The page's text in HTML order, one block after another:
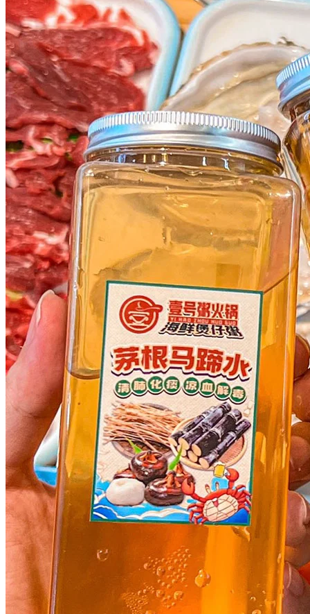
大家仲可以喺海鮮池自選心水海產，必試大大隻新鮮生蠔，肉
質飽滿，而且鮮嫩彈牙！另外大頭蝦、虎蝦肉質Q彈爽口！記
得食埋膏蟹、鮑魚、扇貝！唔少得嘅當然仲有每日現切嘅牛肉
片，肉味濃郁之餘口感鮮嫩！配料標價¥6、¥10、¥15同埋
¥25，人均都唔洗¥70，絕對係CP值超高！